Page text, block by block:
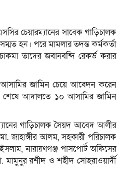
চেয়ারম্যানের সাবেক গাড়িচালক
হন। পরে মামলার তদন্ত কর্মকর্তা
তাদের জবানবন্দি রেকর্ড করার
জামিন চেয়ে আবেদন করেন
শেষে আদালতে ১০ আসামির জামিন
গাড়িচালক সৈয়দ আবেদ আলীর
জাহাঙ্গীর আলম, সহকারী পরিচালক
নারায়ণগঞ্জ পাসপোর্ট অফিসের
মামুনুর রশীদ ও শহীদ সোহরাওয়ার্দী